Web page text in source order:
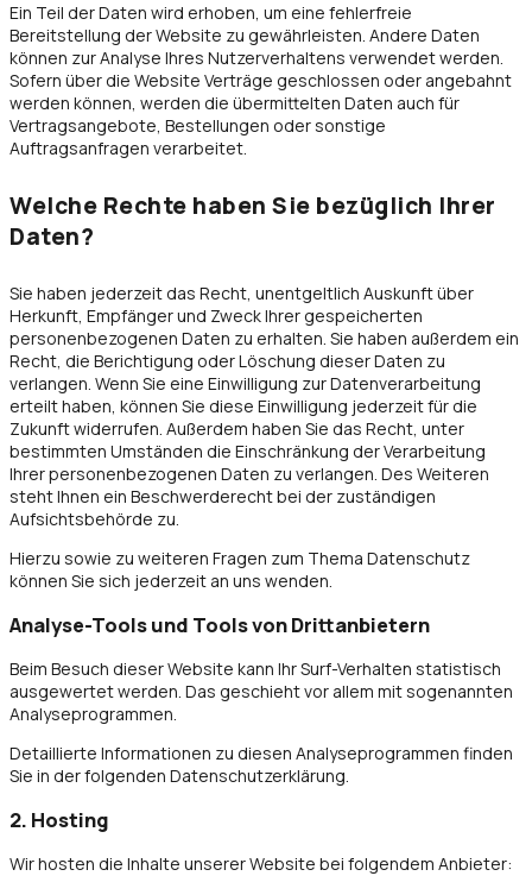
Ein Teil der Daten wird erhoben, um eine fehlerfreie
Bereitstellung der Website zu gewährleisten. Andere Daten
können zur Analyse Ihres Nutzerverhaltens verwendet werden.
Sofern über die Website Verträge geschlossen oder angebahnt
werden können, werden die übermittelten Daten auch für
Vertragsangebote, Bestellungen oder sonstige
Auftragsanfragen verarbeitet.
Welche Rechte haben Sie bezüglich Ihrer
Daten?
Sie haben jederzeit das Recht, unentgeltlich Auskunft über
Herkunft, Empfänger und Zweck Ihrer gespeicherten
personenbezogenen Daten zu erhalten. Sie haben außerdem ein
Recht, die Berichtigung oder Löschung dieser Daten zu
verlangen. Wenn Sie eine Einwilligung zur Datenverarbeitung
erteilt haben, können Sie diese Einwilligung jederzeit für die
Zukunft widerrufen. Außerdem haben Sie das Recht, unter
bestimmten Umständen die Einschränkung der Verarbeitung
Ihrer personenbezogenen Daten zu verlangen. Des Weiteren
steht Ihnen ein Beschwerderecht bei der zuständigen
Aufsichtsbehörde zu.
Hierzu sowie zu weiteren Fragen zum Thema Datenschutz
können Sie sich jederzeit an uns wenden.
Analyse-Tools und Tools von Dritt­anbietern
Beim Besuch dieser Website kann Ihr Surf-Verhalten statistisch
ausgewertet werden. Das geschieht vor allem mit sogenannten
Analyseprogrammen.
Detaillierte Informationen zu diesen Analyseprogrammen finden
Sie in der folgenden Datenschutzerklärung.
2. Hosting
Wir hosten die Inhalte unserer Website bei folgendem Anbieter: